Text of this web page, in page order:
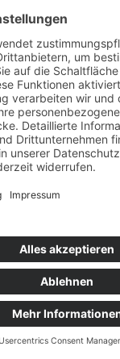
(3 Einträge)
(2 Einträge)
Einträge)
Einträge)
Eintrag)
Einträge)
(2 Einträge)